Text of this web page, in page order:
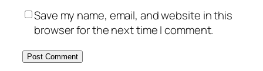
Save my name, email, and website in this
browser for the next time I comment.